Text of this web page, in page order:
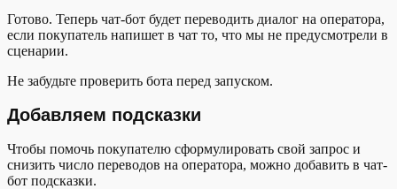
Готово. Теперь чат-бот будет переводить диалог на оператора,
если покупатель напишет в чат то, что мы не предусмотрели в
сценарии.
Не забудьте проверить бота перед запуском.
Добавляем подсказки
Чтобы помочь покупателю сформулировать свой запрос и
снизить число переводов на оператора, можно добавить в чат-
бот подсказки.